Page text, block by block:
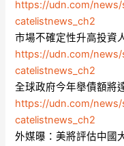
https://udn.com/
catelistnews_ch2
市場不確定性升高投資
https://udn.com/
catelistnews_ch2
全球政府今年舉債額將
https://udn.com/
catelistnews_ch2
外媒曝：美將評估中國